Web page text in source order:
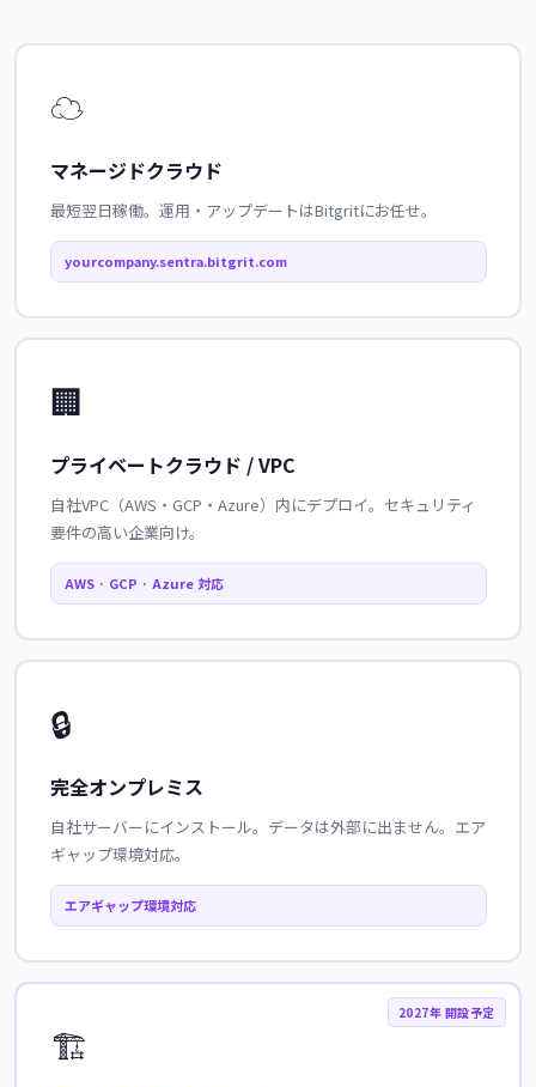
☁️
マネージドクラウド
最短翌日稼働。運用・アップデートはBitgritにお任せ。
yourcompany.sentra.bitgrit.com
🏢
プライベートクラウド / VPC
自社VPC（AWS・GCP・Azure）内にデプロイ。セキュリティ
要件の高い企業向け。
AWS · GCP · Azure 対応
🔒
完全オンプレミス
自社サーバーにインストール。データは外部に出ません。エア
ギャップ環境対応。
エアギャップ環境対応
2027年 開設予定
🏗️